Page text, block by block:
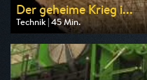
Der geheime Krieg i...
Technik | 45 Min.
Ausgestrahlt von ZDF info
am 14.08.2026, 11:15